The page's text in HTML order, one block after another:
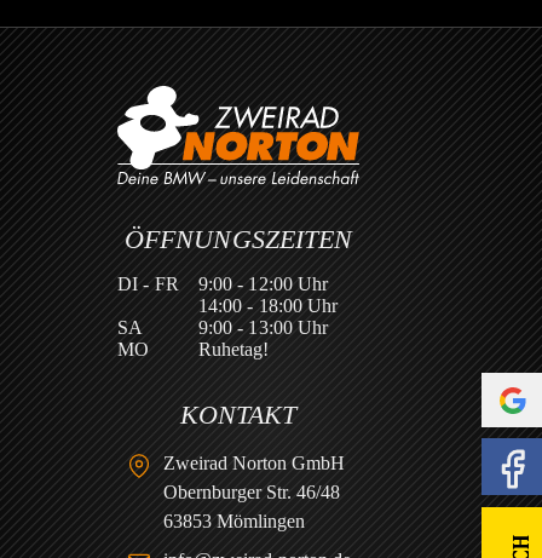
ÖFFNUNGSZEITEN
DI - FR
9:00 - 12:00 Uhr
14:00 - 18:00 Uhr
SA
9:00 - 13:00 Uhr
MO
Ruhetag!
KONTAKT
Zweirad Norton GmbH
Obernburger Str. 46/48
63853 Mömlingen